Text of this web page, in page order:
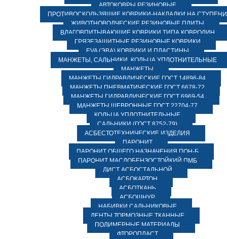
АВТОКОВРЫ РЕЗИНОВЫЕ
ПРОТИВОСКОЛЬЗЯЩИЕ КОВРИКИ-НАКЛАДКИ НА СТУПЕНИ
ЖИВОТНОВОДЧЕСКИЕ РЕЗИНОВЫЕ ПЛИТЫ
ВЛАГОВПИТЫВАЮЩИЕ КОВРИКИ ТИПА КОВРОЛИН
ГРЯЗЕЗАЩИТНЫЕ РЕЗИНОВЫЕ КОВРИКИ
EVA (ЭВА) КОВРИКИ И ПЛАСТИНЫ
МАНЖЕТЫ, САЛЬНИКИ, КОЛЬЦА УПЛОТНИТЕЛЬНЫЕ
МАНЖЕТЫ
МАНЖЕТЫ ГИДРАВЛИЧЕСКИЕ ГОСТ 14896-84
МАНЖЕТЫ ПНЕВМАТИЧЕСКИЕ ГОСТ 6678-72
МАНЖЕТЫ ГИДРАВЛИЧЕСКИЕ ГОСТ 6969-54
МАНЖЕТЫ ШЕВРОННЫЕ ГОСТ 22704-77
КОЛЬЦА УПЛОТНИТЕЛЬНЫЕ
САЛЬНИКИ (ГОСТ 8752-79)
АСБЕСТОТЕХНИЧЕСКИЕ ИЗДЕЛИЯ
ПАРОНИТ
ПАРОНИТ ОБЩЕГО НАЗНАЧЕНИЯ ПОН-Б
ПАРОНИТ МАСЛОБЕНЗОСТОЙКИЙ ПМБ
ЛИСТ АСБОСТАЛЬНОЙ
АСБОКАРТОН
АСБОТКАНЬ
АСБОШНУР
НАБИВКИ САЛЬНИКОВЫЕ
ЛЕНТЫ ТОРМОЗНЫЕ ТКАННЫЕ
ПОЛИМЕРНЫЕ МАТЕРИАЛЫ
ФТОРОПЛАСТ